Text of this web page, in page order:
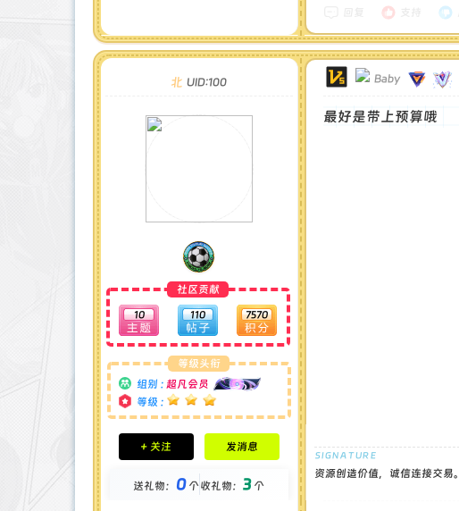
北 UID:100
社区贡献
10 110 7570
等级头衔
组别 : 超凡会员
等级 :
积分成就
钻石 : 40 颗
金币 : 70 枚
+ 关注 发消息
送礼物： 0个收礼物： 3个
Baby
最好是带上预算哦
资源创造价值，诚信连接交易。